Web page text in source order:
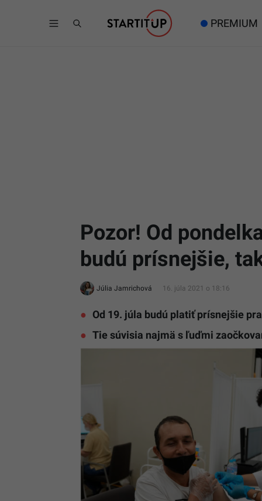
PREMIUM
Pozor! Od
budú prísnejšie,
Júlia Jamrichová 16. júla 2021 o 18:16
Od 19. júla budú platiť prísnejšie
Tie súvisia najmä s ľuďmi